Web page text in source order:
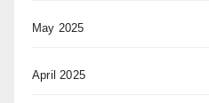
May 2025
April 2025